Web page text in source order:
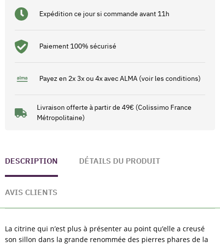
Expédition ce jour si commande avant 11h
Paiement 100% sécurisé
Payez en 2x 3x ou 4x avec ALMA (voir les conditions)
Livraison offerte à partir de 49€ (Colissimo France
Métropolitaine)
DESCRIPTION DÉTAILS DU PRODUIT
AVIS CLIENTS
La citrine qui n’est plus à présenter au point qu’elle a creusé
son sillon dans la grande renommée des pierres phares de la